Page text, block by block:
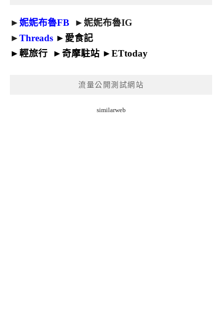
►妮妮布魯FB ►妮妮布魯IG
►Threads ► 愛食記
►輕旅行 ► 奇摩駐站 ►ETtoday
流量公開測試網站
similarweb